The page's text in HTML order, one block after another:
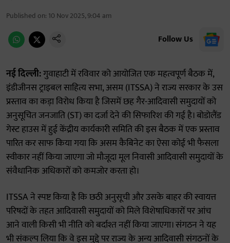
Published on: 10 Nov 2025, 9:04 am
Follow Us
नई दिल्ली:गुवाहाटी में रविवार को आयोजित एक महत्वपूर्ण बैठक में,
इंडीजीनस ट्राइबल साहित्य सभा, असम (ITSSA) ने राज्य सरकार के उस
प्रस्ताव का कड़ा विरोध किया है जिसमें छह गैर-आदिवासी समुदायों को
अनुसूचित जनजाति (ST) का दर्जा देने की सिफारिश की गई है। बोडोलैंड
गेस्ट हाउस में हुई केंद्रीय कार्यकारी समिति की इस बैठक में एक प्रस्ताव
पारित कर साफ किया गया कि असम कैबिनेट का ऐसा कोई भी फैसला
स्वीकार नहीं किया जाएगा जो मौजूदा मूल निवासी आदिवासी समुदायों के
संवैधानिक अधिकारों को कमजोर करता हो।
ITSSA ने स्पष्ट किया है कि छठी अनुसूची और उसके बाहर की स्वायत्त
परिषदों के तहत आदिवासी समुदायों को मिले विशेषाधिकारों पर आंच
आने वाली किसी भी नीति को बर्दाश्त नहीं किया जाएगा। संगठन ने यह
भी संकल्प लिया कि वे इस मुद्दे पर राज्य के अन्य आदिवासी संगठनों के